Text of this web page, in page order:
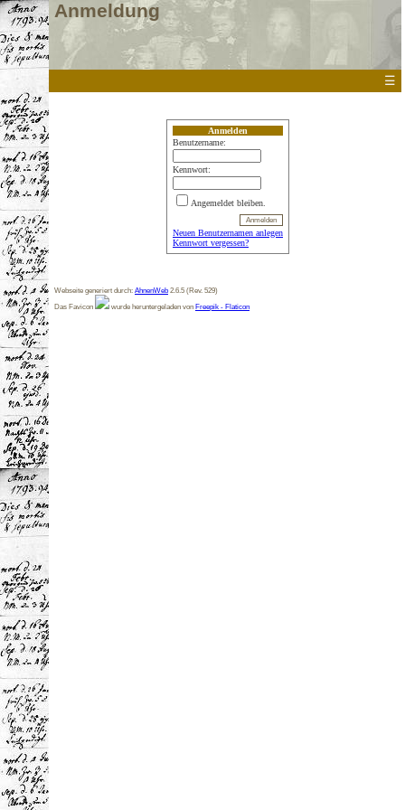
Anmeldung
☰
Anmelden
Benutzername:
Kennwort:
Angemeldet bleiben.
Neuen Benutzernamen anlegen
Kennwort vergessen?
Webseite generiert durch: AhnenWeb 2.6.5 (Rev. 529)
Das Favicon
wurde heruntergeladen von Freepik - Flaticon